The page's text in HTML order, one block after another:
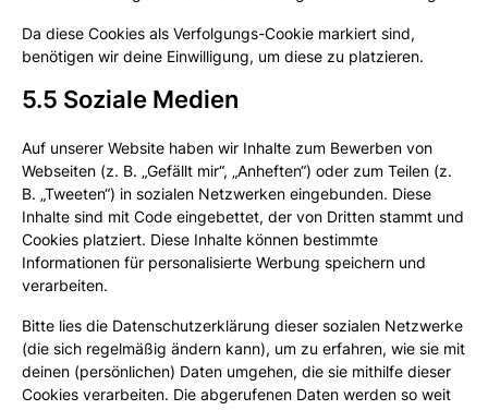
Da diese Cookies als Verfolgungs-Cookie markiert sind,
benötigen wir deine Einwilligung, um diese zu platzieren.
5.5 Soziale Medien
Auf unserer Website haben wir Inhalte zum Bewerben von
Webseiten (z. B. „Gefällt mir“, „Anheften“) oder zum Teilen (z.
B. „Tweeten“) in sozialen Netzwerken eingebunden. Diese
Inhalte sind mit Code eingebettet, der von Dritten stammt und
Cookies platziert. Diese Inhalte können bestimmte
Informationen für personalisierte Werbung speichern und
verarbeiten.
Bitte lies die Datenschutzerklärung dieser sozialen Netzwerke
(die sich regelmäßig ändern kann), um zu erfahren, wie sie mit
deinen (persönlichen) Daten umgehen, die sie mithilfe dieser
Cookies verarbeiten. Die abgerufenen Daten werden so weit